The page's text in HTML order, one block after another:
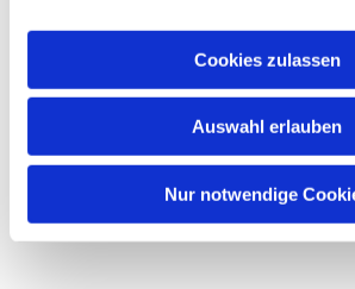
Cookies zulassen
Auswahl erlauben
Nur notwendige